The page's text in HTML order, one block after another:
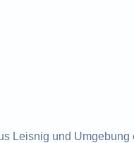
Leisnig und Umgebung